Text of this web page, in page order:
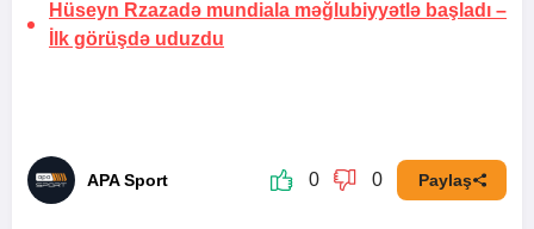
Hüseyn Rzazadə mundiala məğlubiyyətlə başladı –
İlk görüşdə uduzdu
APA Sport 0 0 Paylaş